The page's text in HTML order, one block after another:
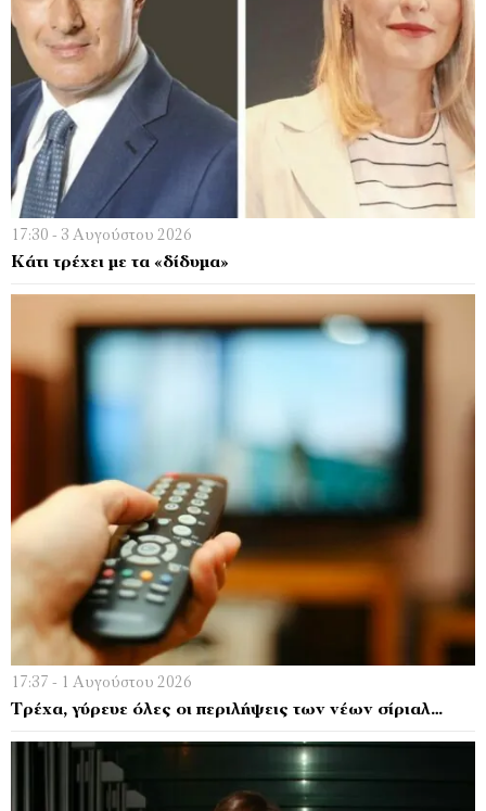
17:30 - 3 Αυγούστου 2026
Κάτι τρέχει µε τα «δίδυµα»
17:37 - 1 Αυγούστου 2026
Τρέχα, γύρευε όλες οι περιλήψεις των νέων σίριαλ…